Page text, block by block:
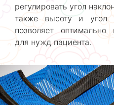
регулировать угол
также высоту и угол
позволяет оптимально
для нужд пациента.